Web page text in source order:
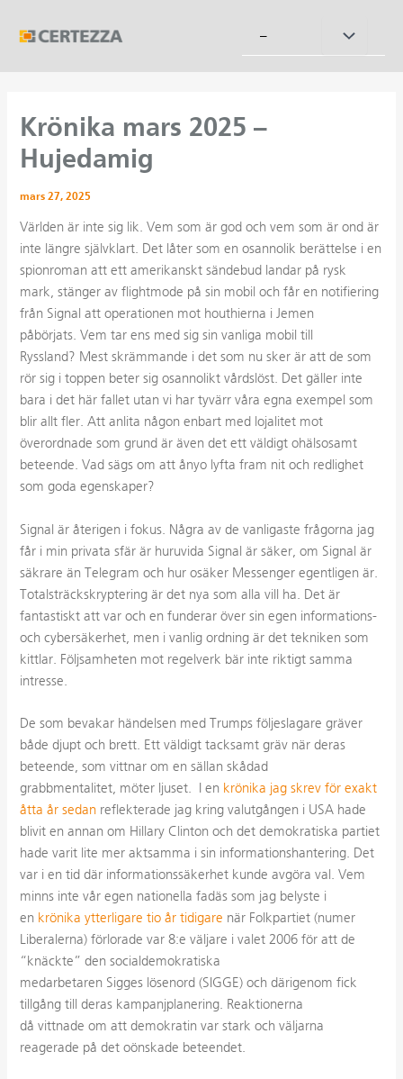
– Slå
Krönika mars 2025 –
Hujedamig
mars 27, 2025
Världen är inte sig lik. Vem som är god och vem som är ond är
inte längre självklart. Det låter som en osannolik berättelse i en
spionroman att ett amerikanskt sändebud landar på rysk
mark, stänger av flightmode på sin mobil och får en notifiering
från Signal att operationen mot houthierna i Jemen
påbörjats. Vem tar ens med sig sin vanliga mobil till
Ryssland? Mest skrämmande i det som nu sker är att de som
rör sig i toppen beter sig osannolikt vårdslöst. Det gäller inte
bara i det här fallet utan vi har tyvärr våra egna exempel som
blir allt fler. Att anlita någon enbart med lojalitet mot
överordnade som grund är även det ett väldigt ohälsosamt
beteende. Vad sägs om att ånyo lyfta fram nit och redlighet
som goda egenskaper?
Signal är återigen i fokus. Några av de vanligaste frågorna jag
får i min privata sfär är huruvida Signal är säker, om Signal är
säkrare än Telegram och hur osäker Messenger egentligen är.
Totalsträckskryptering är det nya som alla vill ha. Det är
fantastiskt att var och en funderar över sin egen informations-
och cybersäkerhet, men i vanlig ordning är det tekniken som
kittlar. Följsamheten mot regelverk bär inte riktigt samma
intresse.
De som bevakar händelsen med Trumps följeslagare gräver
både djupt och brett. Ett väldigt tacksamt gräv när deras
beteende, som vittnar om en sällan skådad
grabbmentalitet, möter ljuset. I en krönika jag skrev för exakt
åtta år sedan reflekterade jag kring valutgången i USA hade
blivit en annan om Hillary Clinton och det demokratiska partiet
hade varit lite mer aktsamma i sin informationshantering. Det
var i en tid där informationssäkerhet kunde avgöra val. Vem
minns inte vår egen nationella fadäs som jag belyste i
en krönika ytterligare tio år tidigare när Folkpartiet (numer
Liberalerna) förlorade var 8:e väljare i valet 2006 för att de
“knäckte” den socialdemokratiska
medarbetaren Sigges lösenord (SIGGE) och därigenom fick
tillgång till deras kampanjplanering. Reaktionerna
då vittnade om att demokratin var stark och väljarna
reagerade på det oönskade beteendet.